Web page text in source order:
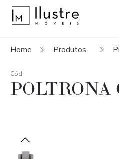
Home Produtos
Cód.
POLTRONA